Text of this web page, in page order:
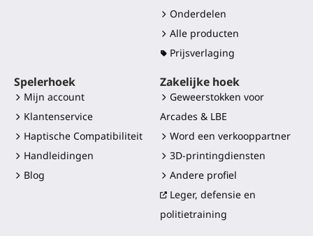
Onderdelen
Alle producten
Prijsverlaging
Spelerhoek
Mijn account
Klantenservice
Haptische Compatibiliteit
Handleidingen
Blog
Zakelijke hoek
Geweerstokken voor
Arcades & LBE
Word een verkooppartner
3D-printingdiensten
Andere profiel
Leger, defensie en
politietraining